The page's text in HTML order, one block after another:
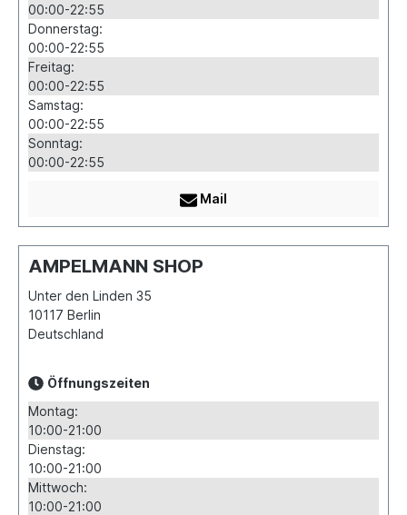
00:00-22:55
Donnerstag:
00:00-22:55
Freitag:
00:00-22:55
Samstag:
00:00-22:55
Sonntag:
00:00-22:55
Mail
AMPELMANN SHOP
Unter den Linden 35
10117 Berlin
Deutschland
Öffnungszeiten
Montag:
10:00-21:00
Dienstag:
10:00-21:00
Mittwoch:
10:00-21:00